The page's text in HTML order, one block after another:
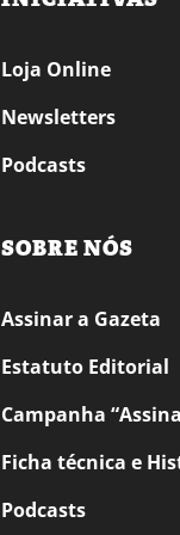
Loja Online
Newsletters
Podcasts
SOBRE NÓS
Assinar a Gazeta
Estatuto Editorial
Campanha
Ficha técnica e
Podcasts